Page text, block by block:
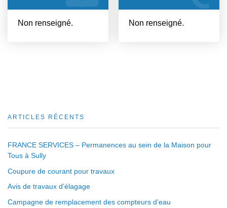
Non renseigné. Non renseigné.
ARTICLES RÉCENTS
FRANCE SERVICES – Permanences au sein de la Maison pour
Tous à Sully
Coupure de courant pour travaux
Avis de travaux d’élagage
Campagne de remplacement des compteurs d’eau